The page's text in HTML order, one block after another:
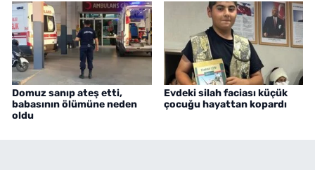
Domuz sanıp ateş etti,
babasının ölümüne neden
oldu
Evdeki silah faciası küçük
çocuğu hayattan kopardı